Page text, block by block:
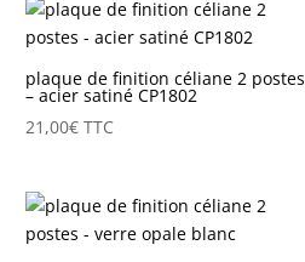
plaque de finition céliane 2 postes
– acier satiné CP1802
21,00€ TTC